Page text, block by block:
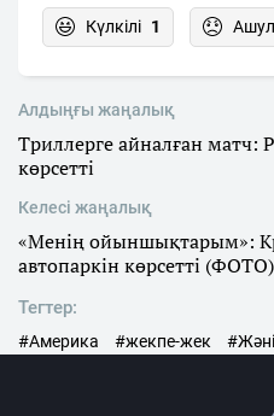
Күлкілі 1
Алдыңғы жаңалық
Триллерге айналған матч:
көрсетті
Келесі жаңалық
«Менің ойыншықтарым»:
автопаркін көрсетті (ФОТО)
Тегтер:
#Америка #жекпе-жек